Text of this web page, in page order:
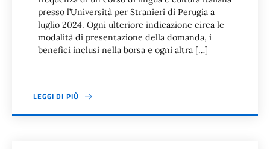
presso l’Università per Stranieri di Perugia a
luglio 2024. Ogni ulteriore indicazione circa le
modalità di presentazione della domanda, i
benefici inclusi nella borsa e ogni altra […]
LEGGI DI PIÙ